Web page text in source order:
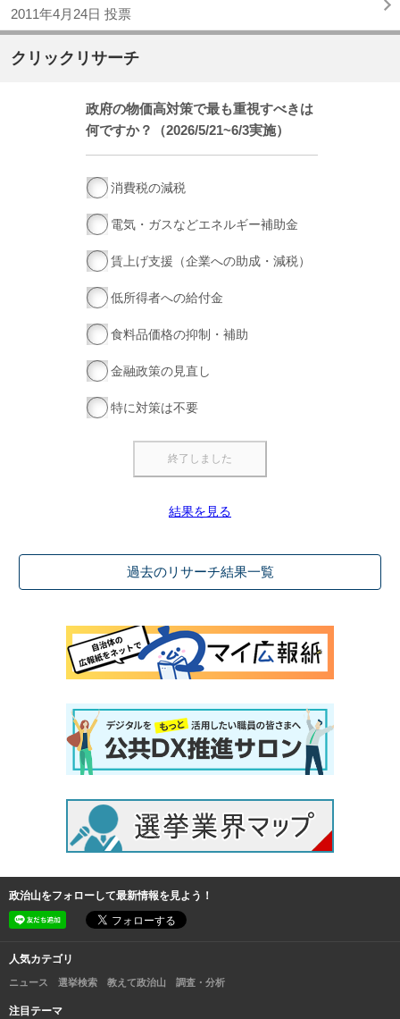
2011年4月24日 投票
クリックリサーチ
政府の物価高対策で最も重視すべきは
何ですか？（2026/5/21~6/3実施）
消費税の減税
電気・ガスなどエネルギー補助金
賃上げ支援（企業への助成・減税）
低所得者への給付金
食料品価格の抑制・補助
金融政策の見直し
特に対策は不要
結果を見る
過去のリサーチ結果一覧
政治山をフォローして最新情報を見よう！
人気カテゴリ
ニュース 選挙検索 教えて政治山 調査・分析
注目テーマ